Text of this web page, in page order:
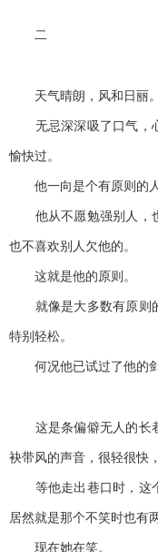
二
天气晴朗，风和日丽。
无忌深深吸了口气，心
愉快过。
他一向是个有原则的人
他从不愿勉强别人，也
也不喜欢别人欠他的。
这就是他的原则。
就像是大多数有原则的
特别轻松。
何况他已试过了他的剑
这是条偏僻无人的长巷
袂带风的声音，很轻很快
等他走出巷口时，这个
居然就是那个不笑时也有
现在她在笑。